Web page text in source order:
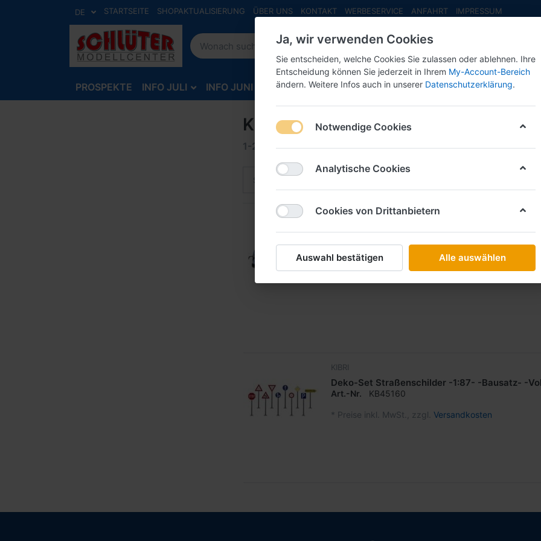
DE STARTSEITE SHOPAKTUALISIERUNG ÜBER UNS KONTAKT WERBESERVICE ANFAHRT IMPRESSUM
PROSPEKTE INFO JULI INFO JUNI INFO MAI NEU EINGETROFFEN NEUHEITEN
Kibri
1-2 von2
Sortiere nach
Bus Setra S 531 DT -1:87- -Bausatz- -Kibri-
Art.-Nr. KB11233
KIBRI
Deko-Set Straßenschilder -1:87- -Bausatz- -
Art.-Nr. KB45160
* Preise inkl. MwSt., zzgl. Versandkosten
Ja, wir verwenden Cookies
Sie entscheiden, welche Cookies Sie zulassen oder ablehnen. Ihre
Entscheidung können Sie jederzeit in Ihrem My-Account-Bereich
ändern. Weitere Infos auch in unserer Datenschutzerklärung.
Notwendige Cookies
Analytische Cookies
Cookies von Drittanbietern
Auswahl bestätigen Alle auswählen